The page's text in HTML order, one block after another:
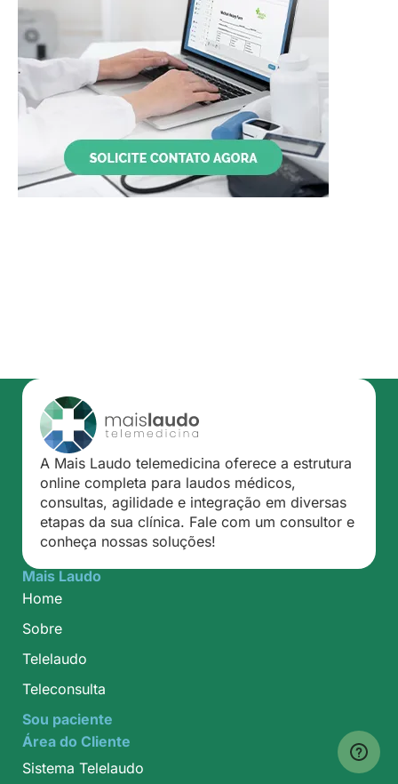
A Mais Laudo telemedicina oferece a estrutura
online completa para laudos médicos,
consultas, agilidade e integração em diversas
etapas da sua clínica. Fale com um consultor e
conheça nossas soluções!
Mais Laudo
Home
Sobre
Telelaudo
Teleconsulta
Sou paciente
Área do Cliente
Sistema Telelaudo